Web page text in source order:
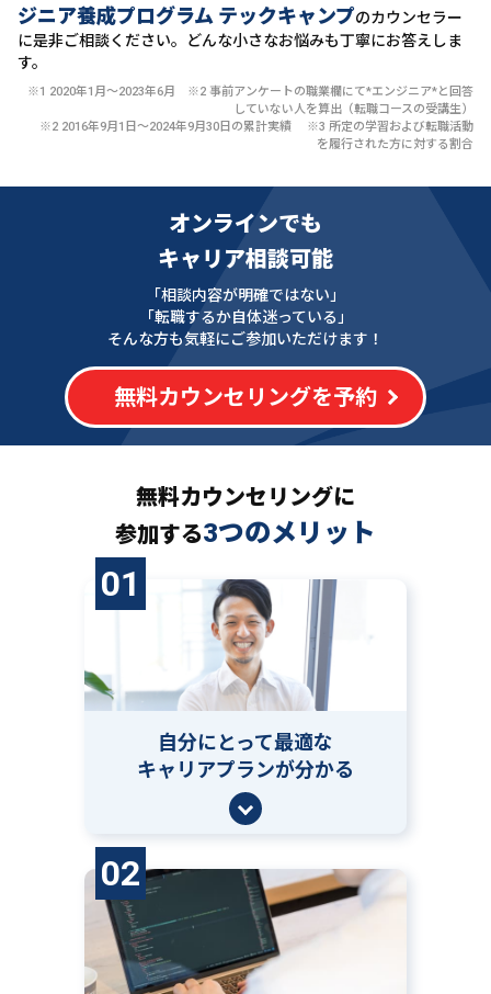
ジニア養成プログラム テックキャンプのカウンセラー
に是非ご相談ください。どんな小さなお悩みも丁寧にお答えしま
す。
※1 2020年1月〜2023年6月 ※2 事前アンケートの職業欄にて*エンジニア*と回答
していない人を算出（転職コースの受講生）
※2 2016年9月1日〜2024年9月30日の累計実績 ※3 所定の学習および転職活動
を履行された方に対する割合
オンラインでも
キャリア相談可能
「相談内容が明確ではない」
「転職するか自体迷っている」
そんな方も気軽にご参加いただけます！
無料カウンセリングを予約
無料カウンセリングに
参加する3つのメリット
01
自分にとって最適な
キャリアプランが分かる
02